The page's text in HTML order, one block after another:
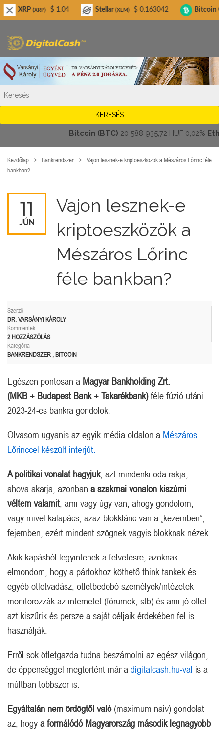
Bitcoin (BTC)20 588 935,72 HUF 0,02%
Kezdőlap Bankrendszer
Vajon lesznek-e kriptoeszközök a Mészáros Lőrinc féle
bankban?
11
JÚN
Vajon lesznek-e
kriptoeszközök a
Mészáros Lőrinc
féle bankban?
Szerző
DR. VARSÁNYI KÁROLY
Kommentek
2 HOZZÁSZÓLÁS
Kategória
BANKRENDSZER , BITCOIN
Egészen pontosan a Magyar Bankholding Zrt.
(MKB + Budapest Bank + Takarékbank)féle fúzió utáni
2023-24-es bankra gondolok.
Olvasom ugyanis az egyik média oldalon a Mészáros
Lőrinccel készült interjút.
A politikai vonalat hagyjuk, azt mindenki oda rakja,
ahova akarja, azonban a szakmai vonalon kiszúrni
véltem valamit , ami vagy úgy van, ahogy gondolom,
vagy mivel kalapács, azaz blokklánc van a „kezemben”,
fejemben, ezért mindent szögnek vagyis blokknak nézek.
Akik kapásból legyintenek a felvetésre, azoknak
elmondom, hogy a pártokhoz köthető think tankek és
egyéb ötletvadász, ötletbedobó személyek/intézetek
monitorozzák az internetet (fórumok, stb) és ami jó ötlet
azt kiszűrik és persze a saját céljaik érdekében fel is
használják.
Erről sok ötletgazda tudna beszámolni az egész világon,
de éppenséggel megtörtént már a digitalcash.hu-val is a
múltban többször is.
Egyáltalán nem ördögtől való(maximum naiv) gondolat
az, hogy a formálódó Magyarország második legnagyobb
$ 1.04 Stellar (XLM) $ 0.163042 Bitcoin Cash(BCH)
Digitalcash.hu